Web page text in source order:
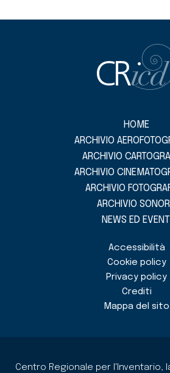
HOME
ARCHIVIO
ARCHIVIO
ARCHIVIO
ARCHIVIO
ARCHIVIO
NEWS ED EVENTI
Accessibilità
Cookie policy
Privacy policy
Crediti
Mappa del sito
Centro Regionale per l'Inventario,